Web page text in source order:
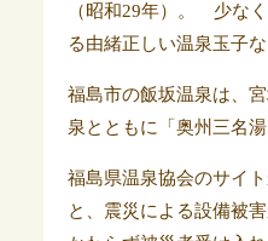
（昭和29年）。 少な
る由緒正しい温泉玉子な
福島市の飯坂温泉は、
泉とともに「奥州三名
福島県温泉協会のサイ
と、震災による設備被